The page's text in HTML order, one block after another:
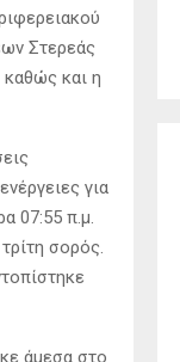
Στερεάς
καθώς και η
για
07:55 π.μ.
σορός.
άμεσα στο